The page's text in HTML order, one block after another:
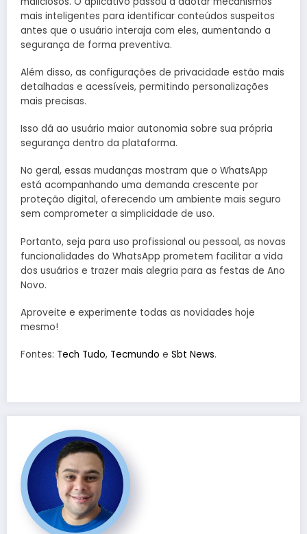
mais inteligentes para identificar conteúdos suspeitos
antes que o usuário interaja com eles, aumentando a
segurança de forma preventiva.
Além disso, as configurações de privacidade estão mais
detalhadas e acessíveis, permitindo personalizações
mais precisas.
Isso dá ao usuário maior autonomia sobre sua própria
segurança dentro da plataforma.
No geral, essas mudanças mostram que o WhatsApp
está acompanhando uma demanda crescente por
proteção digital, oferecendo um ambiente mais seguro
sem comprometer a simplicidade de uso.
Portanto, seja para uso profissional ou pessoal, as novas
funcionalidades do WhatsApp prometem facilitar a vida
dos usuários e trazer mais alegria para as festas de Ano
Novo.
Aproveite e experimente todas as novidades hoje
mesmo!
Fontes: Tech Tudo, Tecmundo e Sbt News.